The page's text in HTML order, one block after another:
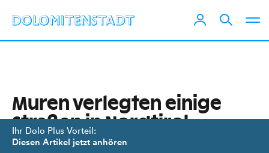
Ihr Dolo Plus Vorteil:
Diesen Artikel jetzt anhören
Muren verlegten einige
Straßen in Nordtirol